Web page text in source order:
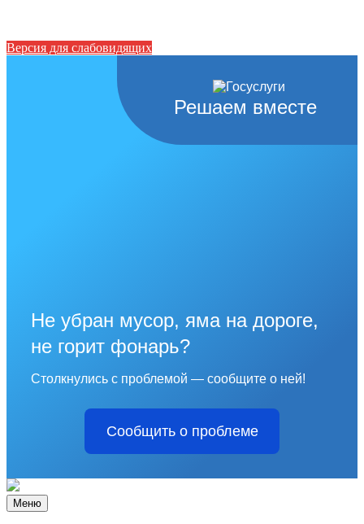
Версия для слабовидящих
Решаем вместе
Не убран мусор, яма на дороге,
не горит фонарь?
Столкнулись с проблемой — сообщите о ней!
Сообщить о проблеме
Меню